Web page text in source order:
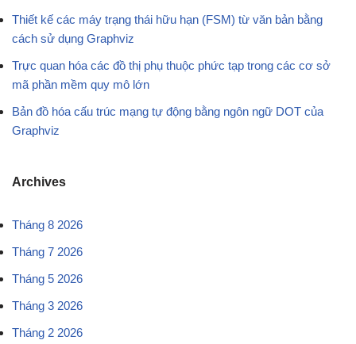
Thiết kế các máy trạng thái hữu hạn (FSM) từ văn bản bằng
cách sử dụng Graphviz
Trực quan hóa các đồ thị phụ thuộc phức tạp trong các cơ sở
mã phần mềm quy mô lớn
Bản đồ hóa cấu trúc mạng tự động bằng ngôn ngữ DOT của
Graphviz
Archives
Tháng 8 2026
Tháng 7 2026
Tháng 5 2026
Tháng 3 2026
Tháng 2 2026